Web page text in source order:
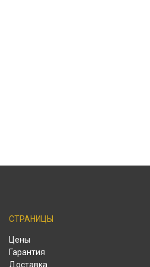
СТРАНИЦЫ
Цены
Гарантия
Доставка